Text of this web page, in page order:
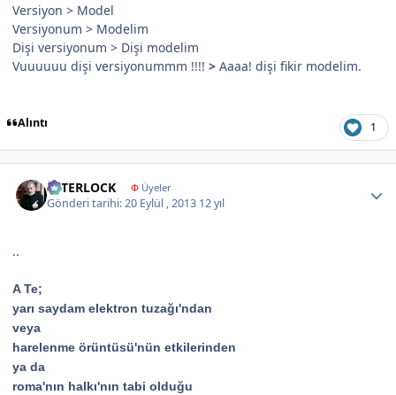
Versiyon > Model
Versiyonum > Modelim
Dişi versiyonum > Dişi modelim
Vuuuuuu dişi versiyonummm !!!! > Aaaa! dişi fikir modelim.
Alıntı 1
İNTERLOCK ΦÜyeler
Gönderi tarihi:20 Eylül , 2013 12 yıl
..
A Te;
yarı saydam elektron tuzağı'ndan
veya
harelenme örüntüsü'nün etkilerinden
ya da
roma'nın halkı'nın tabi olduğu